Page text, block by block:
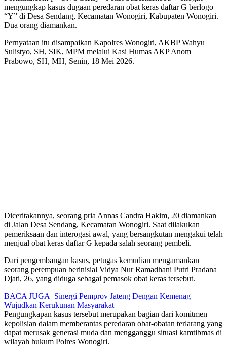
mengungkap kasus dugaan peredaran obat keras daftar G berlogo
“Y” di Desa Sendang, Kecamatan Wonogiri, Kabupaten Wonogiri.
Dua orang diamankan.
Pernyataan itu disampaikan Kapolres Wonogiri, AKBP Wahyu
Sulistyo, SH, SIK, MPM melalui Kasi Humas AKP Anom
Prabowo, SH, MH, Senin, 18 Mei 2026.
Diceritakannya, seorang pria Annas Candra Hakim, 20 diamankan
di Jalan Desa Sendang, Kecamatan Wonogiri. Saat dilakukan
pemeriksaan dan interogasi awal, yang bersangkutan mengakui telah
menjual obat keras daftar G kepada salah seorang pembeli.
Dari pengembangan kasus, petugas kemudian mengamankan
seorang perempuan berinisial Vidya Nur Ramadhani Putri Pradana
Djati, 26, yang diduga sebagai pemasok obat keras tersebut.
BACA JUGA
Sinergi Pemprov Jateng Dengan Kemenag
Wujudkan Kerukunan Masyarakat
Pengungkapan kasus tersebut merupakan bagian dari komitmen
kepolisian dalam memberantas peredaran obat-obatan terlarang yang
dapat merusak generasi muda dan mengganggu situasi kamtibmas di
wilayah hukum Polres Wonogiri.